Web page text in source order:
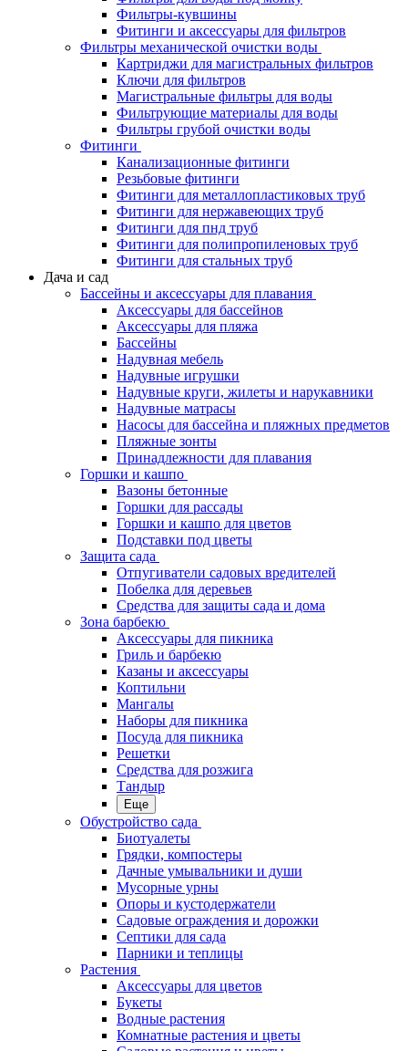
Фильтры-кувшины
Фитинги и аксессуары для фильтров
Фильтры механической очистки воды
Картриджи для магистральных фильтров
Ключи для фильтров
Магистральные фильтры для воды
Фильтрующие материалы для воды
Фильтры грубой очистки воды
Фитинги
Канализационные фитинги
Резьбовые фитинги
Фитинги для металлопластиковых труб
Фитинги для нержавеющих труб
Фитинги для пнд труб
Фитинги для полипропиленовых труб
Фитинги для стальных труб
Дача и сад
Бассейны и аксессуары для плавания
Аксессуары для бассейнов
Аксессуары для пляжа
Бассейны
Надувная мебель
Надувные игрушки
Надувные круги, жилеты и нарукавники
Надувные матрасы
Насосы для бассейна и пляжных предметов
Пляжные зонты
Принадлежности для плавания
Горшки и кашпо
Вазоны бетонные
Горшки для рассады
Горшки и кашпо для цветов
Подставки под цветы
Защита сада
Отпугиватели садовых вредителей
Побелка для деревьев
Средства для защиты сада и дома
Зона барбекю
Аксессуары для пикника
Гриль и барбекю
Казаны и аксессуары
Коптильни
Мангалы
Наборы для пикника
Посуда для пикника
Решетки
Средства для розжига
Тандыр
Еще
Обустройство сада
Биотуалеты
Грядки, компостеры
Дачные умывальники и души
Мусорные урны
Опоры и кустодержатели
Садовые ограждения и дорожки
Септики для сада
Парники и теплицы
Растения
Аксессуары для цветов
Букеты
Водные растения
Комнатные растения и цветы